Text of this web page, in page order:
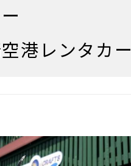
港レンタカー